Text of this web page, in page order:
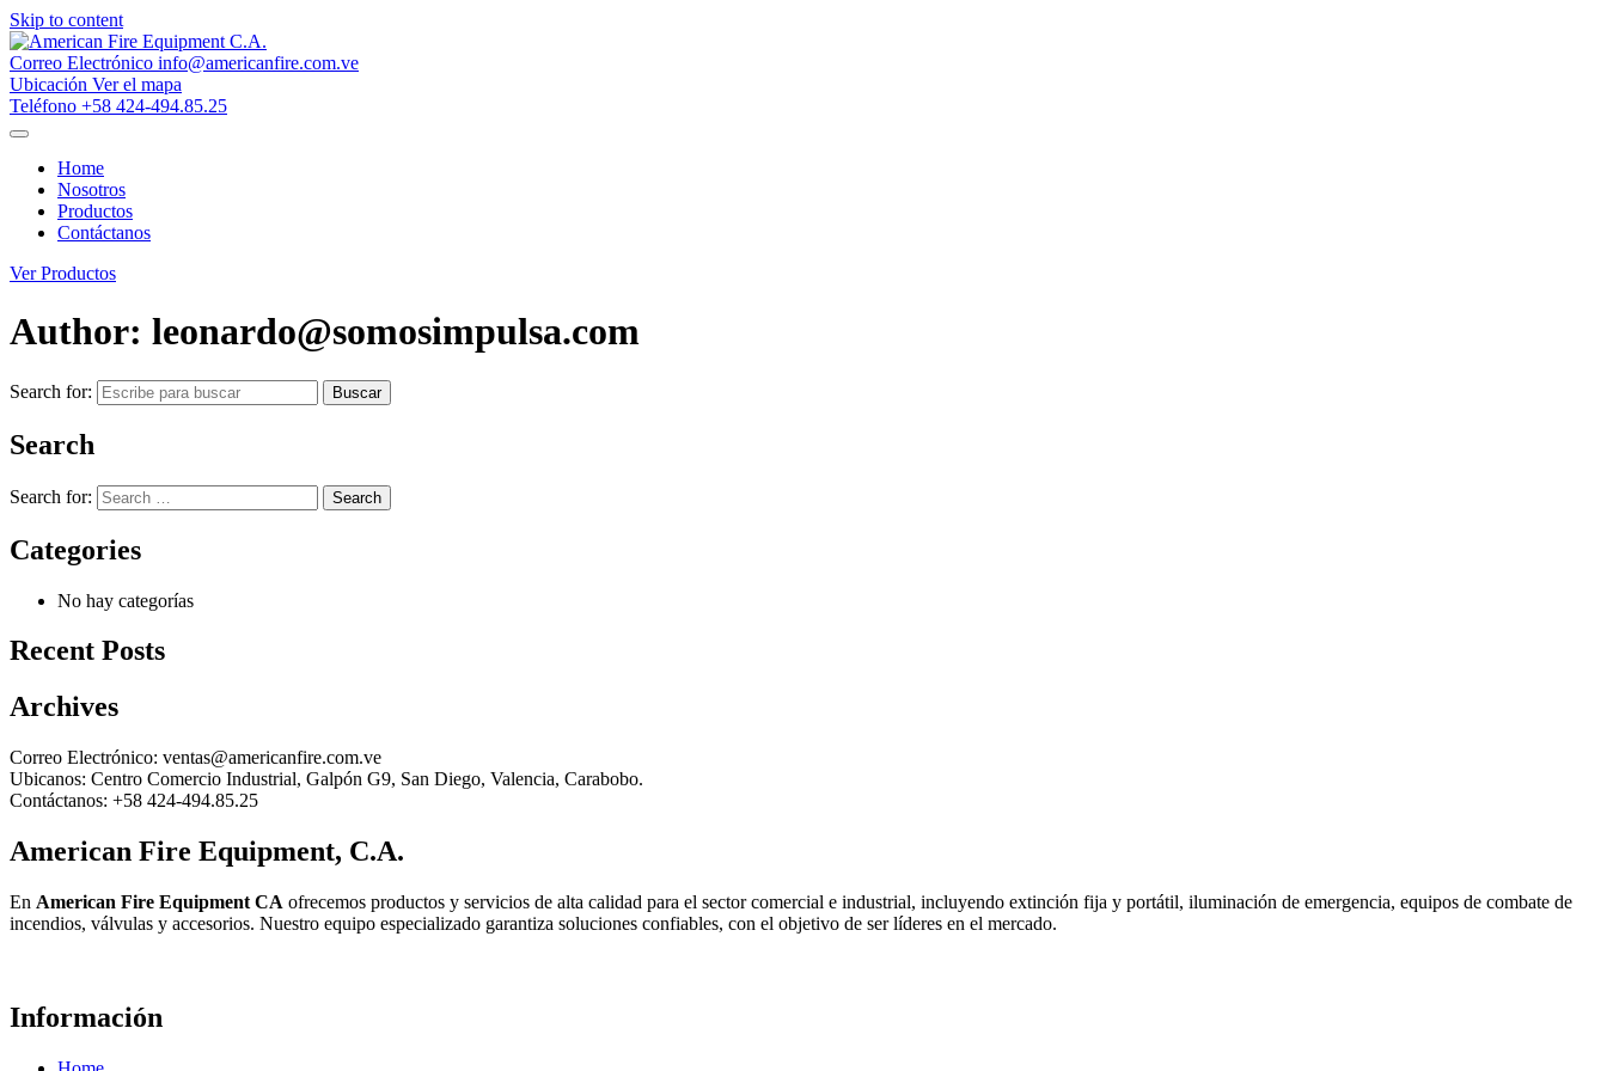
Skip to content
Correo Electrónico info@americanfire.com.ve
Ubicación Ver el mapa
Teléfono +58 424-494.85.25
Home
Nosotros
Productos
Contáctanos
Ver Productos
Author: leonardo@somosimpulsa.com
Search for: Buscar
Search
Search for: Search
Categories
No hay categorías
Recent Posts
Archives
Correo Electrónico: ventas@americanfire.com.ve
Ubicanos: Centro Comercio Industrial, Galpón G9, San Diego, Valencia, Carabobo.
Contáctanos: +58 424-494.85.25
American Fire Equipment, C.A.
En American Fire Equipment CA ofrecemos productos y servicios de alta calidad para el sector comercial e industrial, incluyendo extinción fija y portátil, iluminación de emergencia, equipos de combate de
incendios, válvulas y accesorios. Nuestro equipo especializado garantiza soluciones confiables, con el objetivo de ser líderes en el mercado.
Información